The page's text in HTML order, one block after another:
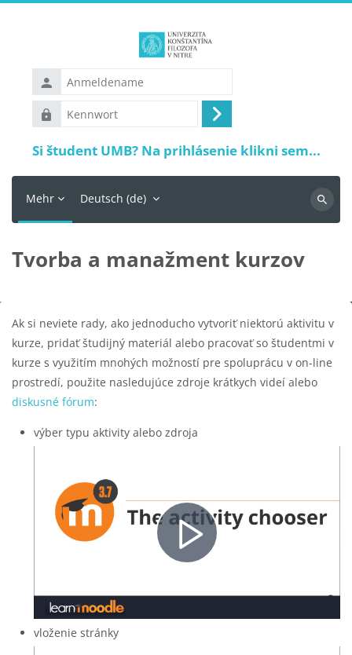
Anmeldename
Kennwort
Anmelden
Si študent UMB? Na prihlásenie klikni sem...
Mehr Deutsch ‎(de)‎
Suchen
Tvorba a manažment kurzov
Blöcke
Ak si neviete rady, ako jednoducho vytvoriť niektorú aktivitu v
kurze, pridať študijný materiál alebo pracovať so študentmi v
kurze s využitím mnohých možností pre spoluprácu v on-line
prostredí, použite nasledujúce zdroje krátkych videí alebo
diskusné fórum:
výber typu aktivity alebo zdroja
Video
abspielen
vloženie stránky